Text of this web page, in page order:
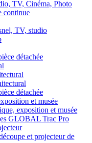
TV, Cinéma, Photo
continue
TV, studio
détachée
détachée
et musée
exposition et musée
GLOBAL Trac Pro
et projecteur de